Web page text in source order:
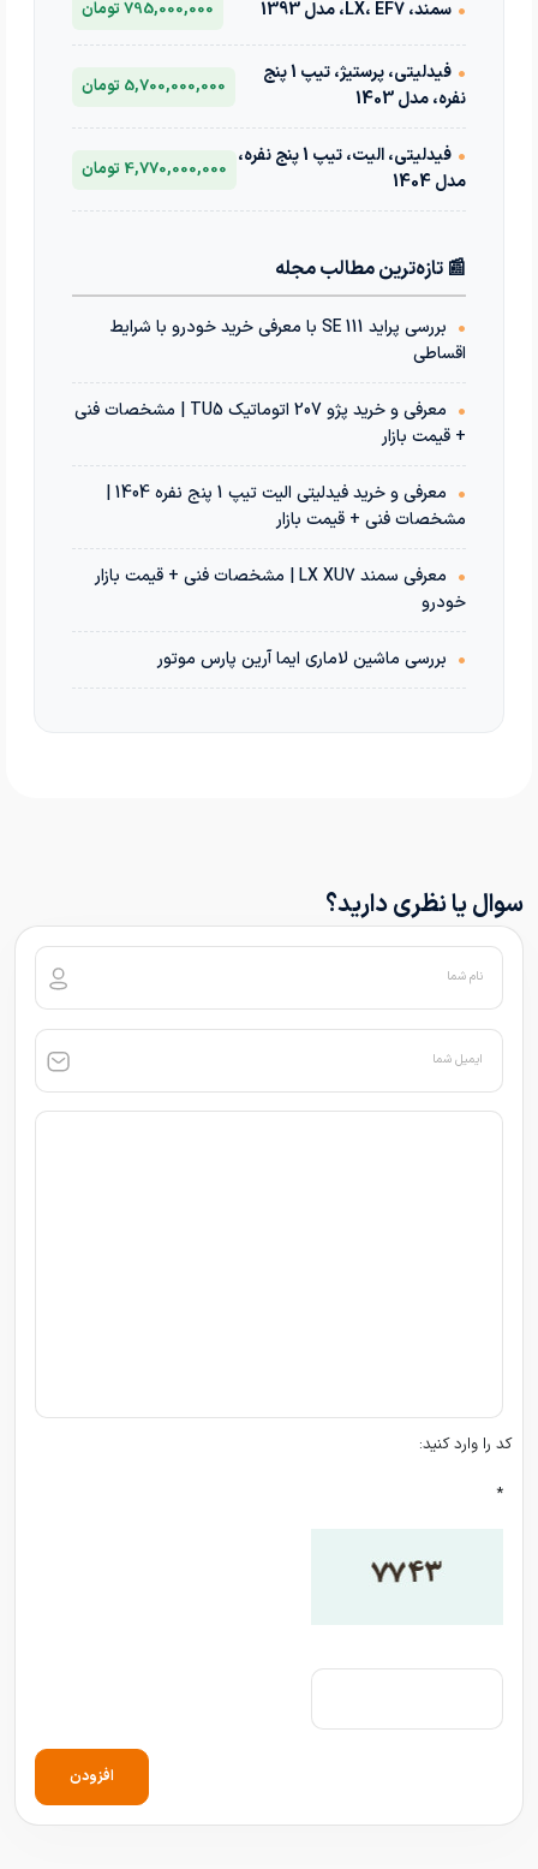
• سمند، LX، EF7، مدل 1393 795,000,000 تومان
•
فیدلیتی، پرستیژ، تیپ 1 پنج
نفره، مدل 1403
5,700,000,000 تومان
•
فیدلیتی، الیت، تیپ 1 پنج نفره،
مدل 1404
4,770,000,000 تومان
📰 تازه‌ترین مطالب مجله
•
بررسی پراید 111 SE با معرفی خرید خودرو با شرایط
اقساطی
•
معرفی و خرید پژو 207 اتوماتیک TU5 | مشخصات فنی
+ قیمت بازار
•
معرفی و خرید فیدلیتی الیت تیپ 1 پنج نفره 1404 |
مشخصات فنی + قیمت بازار
•
معرفی سمند LX XU7 | مشخصات فنی + قیمت بازار
خودرو
• بررسی ماشین لاماری ایما آرین پارس موتور
سوال یا نظری دارید؟
نام شما
ایمیل شما
کد را وارد کنید:
*
افزودن